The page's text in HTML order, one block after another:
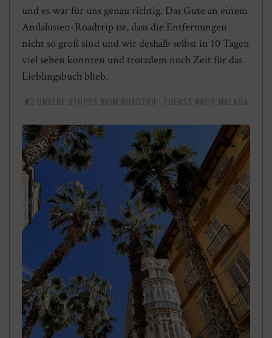
und es war für uns genau richtig. Das Gute an einem
Andalusien-Roadtrip ist, dass die Entfernungen
nicht so groß sind und wir deshalb selbst in 10 Tagen
viel sehen konnten und trotzdem noch Zeit für das
Lieblingsbuch blieb.
#3 UNSERE STOPPS BEIM ROADTRIP: ZUERST NACH MALAGA